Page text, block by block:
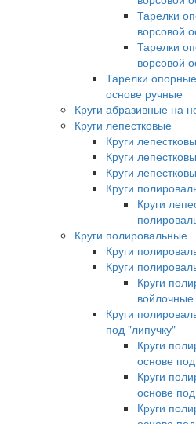
Тарелки
ворсовой
Тарелки
ворсовой
Тарелки
основе ручные
Круги абразивные на
Круги лепестковые
Круги
Круги
Круги
Круги
Круги
Круги полировальные
Круги
Круги
Круги
войлочные
Круги
под "липучку"
Круги
основе
Круги
основе
Круги